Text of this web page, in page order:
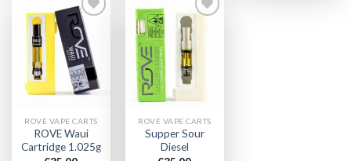
Add to
wishlist
ROVE VAPE CARTS
ROVE Waui
Cartridge 1.025g
Add to
wishlist
ROVE VAPE CARTS
Supper Sour
Diesel